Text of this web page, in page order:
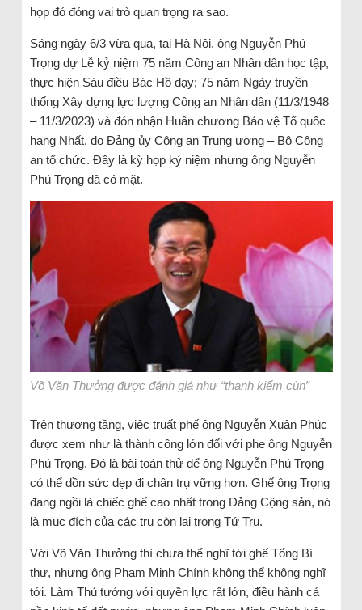
họp đó đóng vai trò quan trọng ra sao.
Sáng ngày 6/3 vừa qua, tại Hà Nội, ông Nguyễn Phú
Trọng dự Lễ kỷ niệm 75 năm Công an Nhân dân học tập,
thực hiện Sáu điều Bác Hồ dạy; 75 năm Ngày truyền
thống Xây dựng lực lượng Công an Nhân dân (11/3/1948
– 11/3/2023) và đón nhận Huân chương Bảo vệ Tổ quốc
hạng Nhất, do Đảng ủy Công an Trung ương – Bộ Công
an tổ chức. Đây là kỳ họp kỷ niệm nhưng ông Nguyễn
Phú Trọng đã có mặt.
Võ Văn Thưởng được đánh giá như “thanh kiếm cùn”
Trên thượng tầng, việc truất phế ông Nguyễn Xuân Phúc
được xem như là thành công lớn đối với phe ông Nguyễn
Phú Trọng. Đó là bài toán thử để ông Nguyễn Phú Trọng
có thể dồn sức dẹp đi chân trụ vững hơn. Ghế ông Trọng
đang ngồi là chiếc ghế cao nhất trong Đảng Cộng sản, nó
là mục đích của các trụ còn lại trong Tứ Trụ.
Với Võ Văn Thưởng thì chưa thể nghĩ tới ghế Tổng Bí
thư, nhưng ông Phạm Minh Chính không thể không nghĩ
tới. Làm Thủ tướng với quyền lực rất lớn, điều hành cả